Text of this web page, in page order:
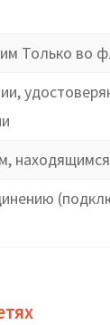
Только во